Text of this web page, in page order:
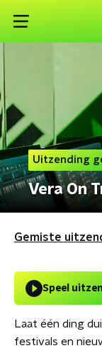
Uitzending
Vera On
Gemiste
Speel
Laat één ding
festivals en